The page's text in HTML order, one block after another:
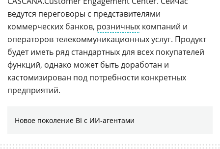
ведутся переговоры с представителями
коммерческих банков, розничных компаний и
операторов телекоммуникационных услуг. Продукт
будет иметь ряд стандартных для всех покупателей
функций, однако может быть доработан и
кастомизирован под потребности конкретных
предприятий.
Новое поколение BI с ИИ-агентами